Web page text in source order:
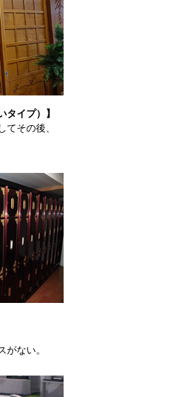
タイプ）】
てその後、
がない。